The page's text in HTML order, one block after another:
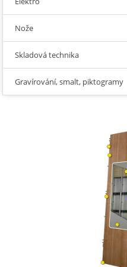
Nože
Skladová technika
Gravírování, smalt, piktogramy